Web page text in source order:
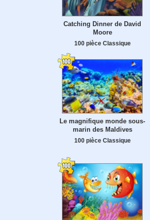
Catching Dinner de David
Moore
100 pièce Classique
Le magnifique monde sous-
marin des Maldives
100 pièce Classique